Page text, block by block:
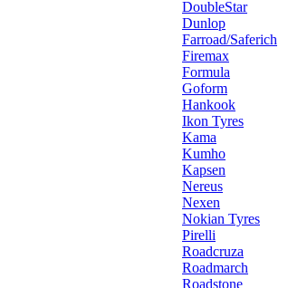
DoubleStar
Dunlop
Farroad/Saferich
Firemax
Formula
Goform
Hankook
Ikon Tyres
Kama
Kumho
Kapsen
Nereus
Nexen
Nokian Tyres
Pirelli
Roadcruza
Roadmarch
Roadstone